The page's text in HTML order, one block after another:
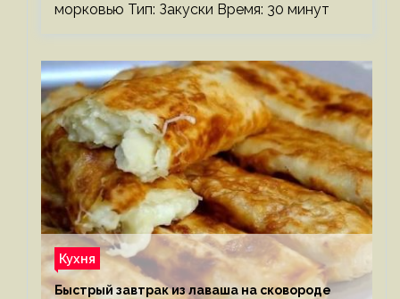
морковью Тип: Закуски Время: 30 минут
Кухня
Быстрый завтрак из лаваша на сковороде